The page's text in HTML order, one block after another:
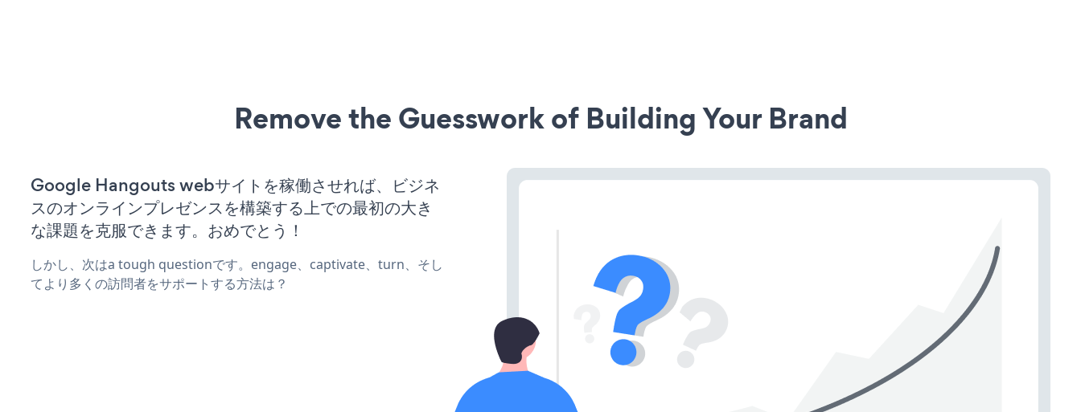
Remove the Guesswork of Building Your Brand
Google Hangouts webサイトを稼働させれば、ビジネ
スのオンラインプレゼンスを構築する上での最初の大き
な課題を克服できます。おめでとう！
しかし、次はa tough questionです。engage、captivate、turn、そし
てより多くの訪問者をサポートする方法は？